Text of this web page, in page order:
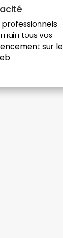
professionnels
tous vos
sur le